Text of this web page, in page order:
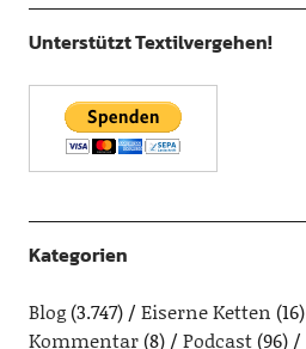
Unterstützt Textilvergehen!
Kategorien
Blog(3.747) Eiserne Ketten (16)
Kommentar(8) Podcast(96)